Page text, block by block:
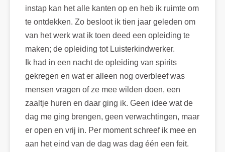
instap kan het alle kanten op en heb ik ruimte om
te ontdekken. Zo besloot ik tien jaar geleden om
van het werk wat ik toen deed een opleiding te
maken; de opleiding tot Luisterkindwerker.
Ik had in een nacht de opleiding van spirits
gekregen en wat er alleen nog overbleef was
mensen vragen of ze mee wilden doen, een
zaaltje huren en daar ging ik. Geen idee wat de
dag me ging brengen, geen verwachtingen, maar
er open en vrij in. Per moment schreef ik mee en
aan het eind van de dag was dag één een feit.